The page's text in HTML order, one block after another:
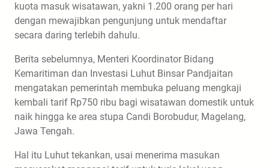
kuota masuk wisatawan, yakni 1.200 orang per hari
dengan mewajibkan pengunjung untuk mendaftar
secara daring terlebih dahulu.
Berita sebelumnya, Menteri Koordinator Bidang
Kemaritiman dan Investasi Luhut Binsar Pandjaitan
mengatakan pemerintah membuka peluang mengkaji
kembali tarif Rp750 ribu bagi wisatawan domestik untuk
naik hingga ke area stupa Candi Borobudur, Magelang,
Jawa Tengah.
Hal itu Luhut tekankan, usai menerima masukan